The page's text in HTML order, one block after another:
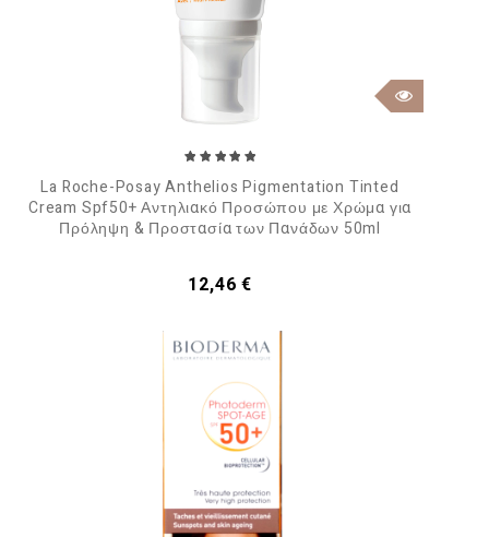
La Roche-Posay Anthelios Pigmentation Tinted
Cream Spf50+ Αντηλιακό Προσώπου με Χρώμα για
Πρόληψη & Προστασία των Πανάδων 50ml
Τιμή
12,46 €